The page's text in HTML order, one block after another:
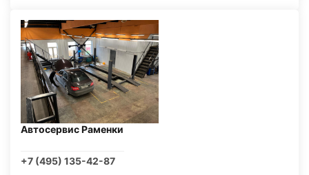
Автосервис Раменки
+7 (495) 135-42-87